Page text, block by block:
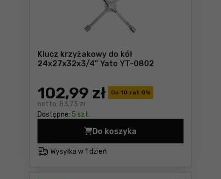
Klucz krzyżakowy do kół
24x27x32x3/4" Yato YT-0802
Do 10 rat 0%
102,99 zł
netto: 83,73 zł
Dostępne: 5 szt.
Wysyłka w 1 dzień
Do koszyka
Klucz krzyżakowy do kół